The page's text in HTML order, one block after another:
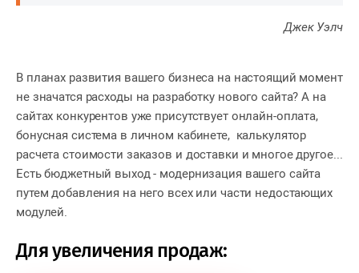
Джек Уэлч
В планах развития вашего бизнеса на настоящий момент
не значатся расходы на разработку нового сайта? А на
сайтах конкурентов уже присутствует онлайн-оплата,
бонусная система в личном кабинете, калькулятор
расчета стоимости заказов и доставки и многое другое...
Есть бюджетный выход - модернизация вашего сайта
путем добавления на него всех или части недостающих
модулей.
Для увеличения продаж: